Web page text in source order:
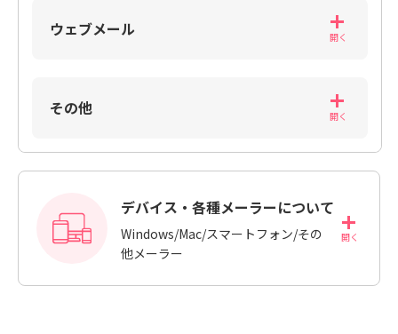
ウェブメール
その他
デバイス・各種メーラーについて
Windows/Mac/スマートフォン/その
他メーラー